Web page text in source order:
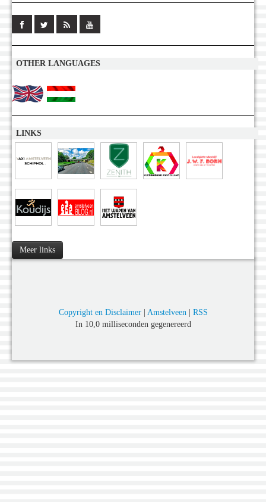
OTHER LANGUAGES
LINKS
Meer links
Copyright en Disclaimer| Amstelveen| RSS
In 10,0 milliseconden gegenereerd